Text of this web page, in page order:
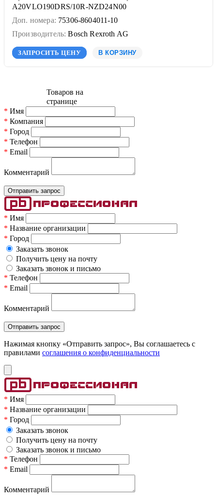
A20VLO190DRS/10R-NZD24N00
Доп. номера: 75306-8604011-10
Производитель: Bosch Rexroth AG
ЗАПРОСИТЬ ЦЕНУ В КОРЗИНУ
Товаров на
странице
* Имя
* Компания
* Город
* Телефон
* Email
Комментарий
* Имя
* Название организации
* Город
Заказать звонок
Получить цену на почту
Заказать звонок и письмо
* Телефон
* Email
Комментарий
Нажимая кнопку «Отправить запрос», Вы соглашаетесь c
правилами соглашения о конфиденциальности
* Имя
* Название организации
* Город
Заказать звонок
Получить цену на почту
Заказать звонок и письмо
* Телефон
* Email
Комментарий